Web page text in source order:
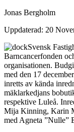
Jonas Bergholm
Uppdaterad: 20
Svensk
Barncancerfonden
organisationen.
med den 17
inretts av kända
mäklarkedjans
respektive Luleå.
Mija Kinning, Karin
med Agneta ”Nulle”